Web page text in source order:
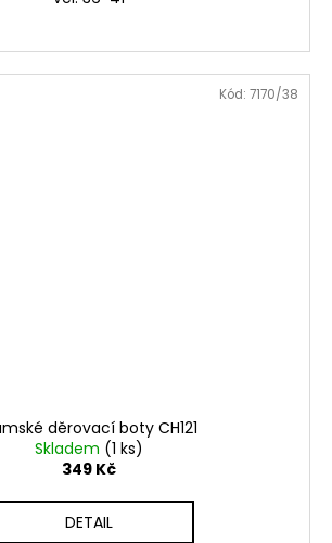
děrovací boty CH121
Skladem (1 ks)
349 Kč
DETAIL
Kód: 7170/38